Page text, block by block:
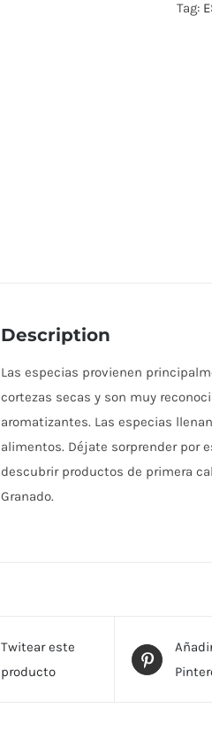
Tag:
Description
Las especias provienen
cortezas secas y son muy
aromatizantes. Las especias
alimentos. Déjate sorprender por
descubrir productos de primera
Granado.
Twitear este
producto